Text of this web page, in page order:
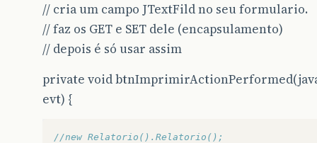
// cria um campo JTextFild no seu formulario.
// faz os GET e SET dele (encapsulamento)
// depois é só usar assim
private void
evt) {
//new Relatorio().Relatorio();